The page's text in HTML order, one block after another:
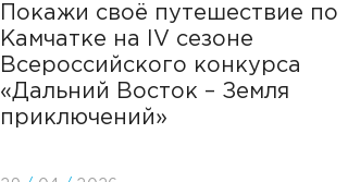
Покажи своё путешествие по
Камчатке на IV сезоне
Всероссийского конкурса
«Дальний Восток – Земля
приключений»